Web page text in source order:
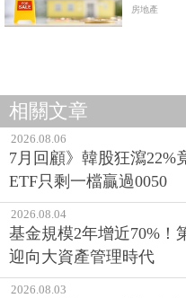
房地產
相關文章
2026.08.06
7月回顧》韓股狂瀉22%
ETF只剩一檔贏過0050
2026.08.04
基金規模2年增近70%！
迎向大資產管理時代
2026.08.03